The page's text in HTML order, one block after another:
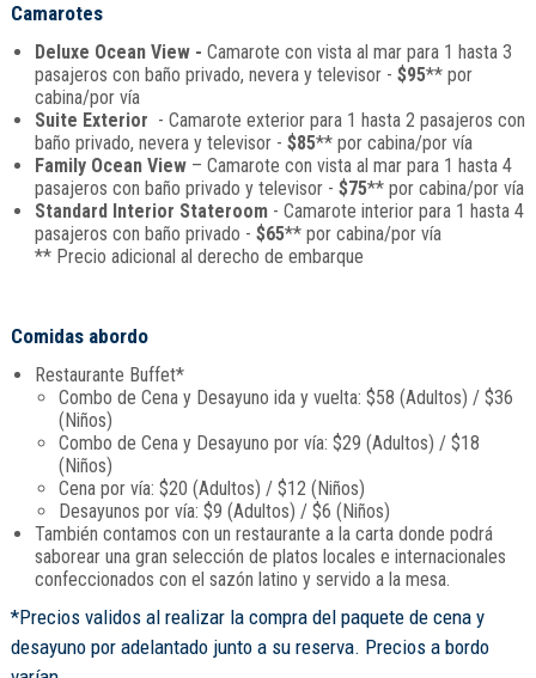
Camarotes
Deluxe Ocean View - Camarote con vista al mar para 1 hasta 3
pasajeros con baño privado, nevera y televisor - $95** por
cabina/por vía
Suite Exterior - Camarote exterior para 1 hasta 2 pasajeros con
baño privado, nevera y televisor - $85** por cabina/por vía
Family Ocean View– Camarote con vista al mar para 1 hasta 4
pasajeros con baño privado y televisor - $75** por cabina/por vía
Standard Interior Stateroom- Camarote interior para 1 hasta 4
pasajeros con baño privado - $65** por cabina/por vía
** Precio adicional al derecho de embarque
Comidas abordo
Restaurante Buffet*
Combo de Cena y Desayuno ida y vuelta: $58 (Adultos) / $36
(Niños)
Combo de Cena y Desayuno por vía: $29 (Adultos) / $18
(Niños)
Cena por vía: $20 (Adultos) / $12 (Niños)
Desayunos por vía: $9 (Adultos) / $6 (Niños)
También contamos con un restaurante a la carta donde podrá
saborear una gran selección de platos locales e internacionales
confeccionados con el sazón latino y servido a la mesa.
*Precios validos al realizar la compra del paquete de cena y
desayuno por adelantado junto a su reserva. Precios a bordo